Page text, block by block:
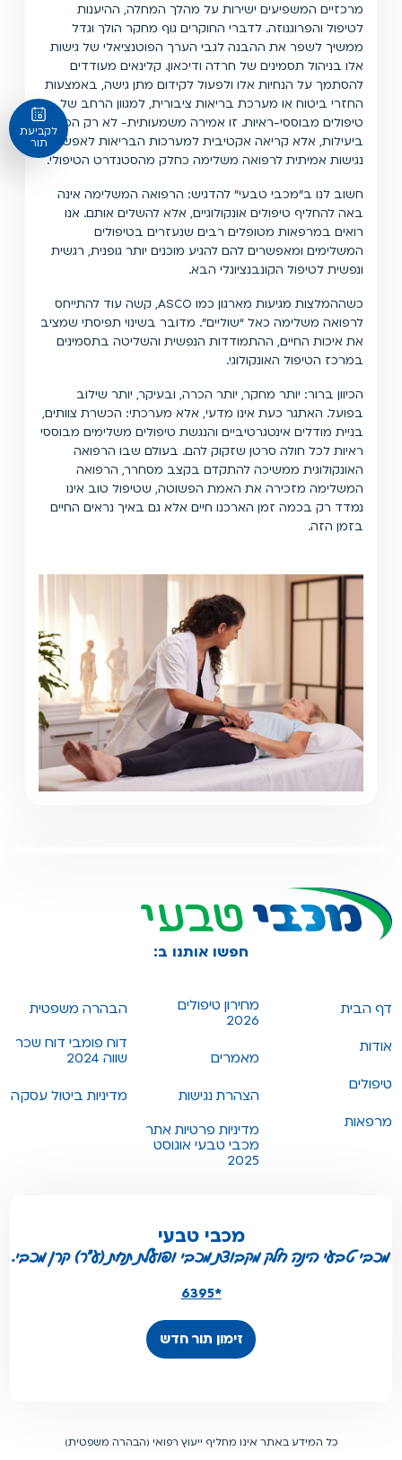
לקביעת
תור
מרכזיים המשפיעים ישירות על מהלך המחלה, ההיענות
לטיפול והפרוגנוזה. לדברי החוקרים גוף מחקר הולך וגדל
ממשיך לשפר את ההבנה לגבי הערך הפוטנציאלי של גישות
אלו בניהול תסמינים של חרדה ודיכאון. קלינאים מעודדים
להסתמך על הנחיות אלו ולפעול לקידום מתן גישה, באמצעות
החזרי ביטוח או מערכת בריאות ציבורית, למגוון הרחב של
טיפולים מבוססי-ראיות. זו אמירה משמעותית- לא רק הכרה
ביעילות, אלא קריאה אקטיבית למערכות הבריאות לאפשר
נגישות אמיתית לרפואה משלימה כחלק מהסטנדרט הטיפולי.
חשוב לנו ב"מכבי טבעי" להדגיש: הרפואה המשלימה אינה
באה להחליף טיפולים אונקולוגיים, אלא להשלים אותם. אנו
רואים במרפאות מטופלים רבים שנעזרים בטיפולים
המשלימים ומאפשרים להם להגיע מוכנים יותר גופנית, רגשית
ונפשית לטיפול הקונבנציונלי הבא.
כשההמלצות מגיעות מארגון כמו ASCO, קשה עוד להתייחס
לרפואה משלימה כאל “שוליים”. מדובר בשינוי תפיסתי שמציב
את איכות החיים, ההתמודדות הנפשית והשליטה בתסמינים
במרכז הטיפול האונקולוגי.
הכיוון ברור: יותר מחקר, יותר הכרה, ובעיקר, יותר שילוב
בפועל. האתגר כעת אינו מדעי, אלא מערכתי: הכשרת צוותים,
בניית מודלים אינטגרטיביים והנגשת טיפולים משלימים מבוססי
ראיות לכל חולה סרטן שזקוק להם. בעולם שבו הרפואה
האונקולוגית ממשיכה להתקדם בקצב מסחרר, הרפואה
המשלימה מזכירה את האמת הפשוטה, שטיפול טוב אינו
נמדד רק בכמה זמן הארכנו חיים אלא גם באיך נראים החיים
בזמן הזה.
חפשו אותנו ב:
דף הבית
אודות
טיפולים
מרפאות
מחירון טיפולים
2026
מאמרים
הצהרת נגישות
מדיניות פרטיות אתר
מכבי טבעי אוגוסט
2025
הבהרה משפטית
דוח פומבי דוח שכר
שווה 2024
מדיניות ביטול עסקה
מכבי טבעי
מכבי טבעי הינה חלק מקבוצת מכבי ופועלת תחת (ע"ר) קרן מכבי.
*6395
זימון תור חדש
כל המידע באתר אינו מחליף ייעוץ רפואי (הבהרה משפטית)